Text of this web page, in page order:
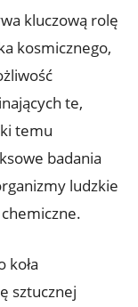
kluczową⁣ rolę
kosmicznego,
te,
temu
badania
​ludzkie
koła
sztucznej